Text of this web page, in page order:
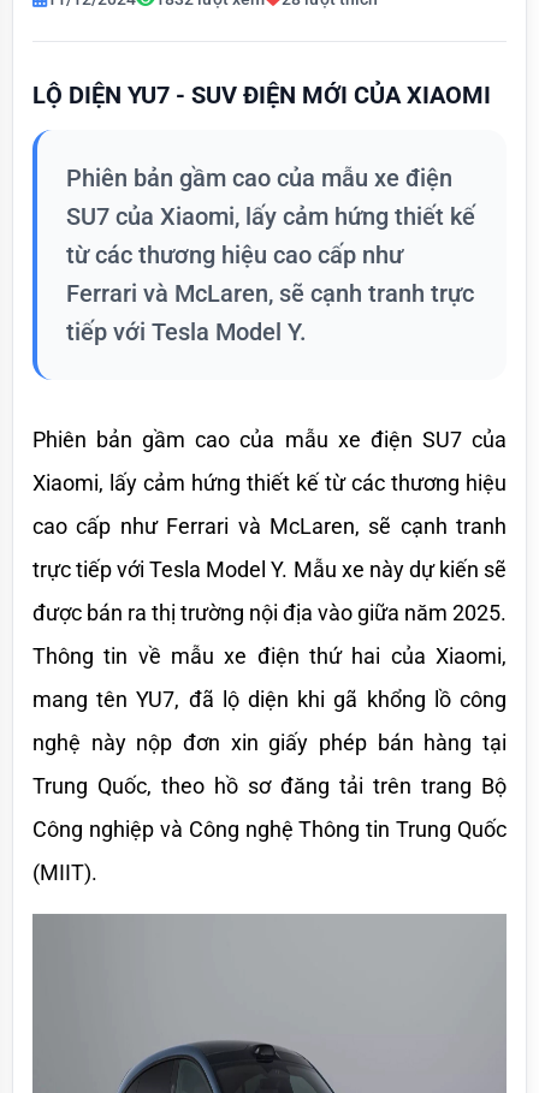
LỘ DIỆN YU7 - SUV ĐIỆN MỚI CỦA XIAOMI
Phiên bản gầm cao của mẫu xe điện
SU7 của Xiaomi, lấy cảm hứng thiết kế
từ các thương hiệu cao cấp như
Ferrari và McLaren, sẽ cạnh tranh trực
tiếp với Tesla Model Y.
Phiên bản gầm cao của mẫu xe điện SU7 của
Xiaomi, lấy cảm hứng thiết kế từ các thương hiệu
cao cấp như Ferrari và McLaren, sẽ cạnh tranh
trực tiếp với Tesla Model Y. Mẫu xe này dự kiến sẽ
được bán ra thị trường nội địa vào giữa năm 2025.
Thông tin về mẫu xe điện thứ hai của Xiaomi,
mang tên YU7, đã lộ diện khi gã khổng lồ công
nghệ này nộp đơn xin giấy phép bán hàng tại
Trung Quốc, theo hồ sơ đăng tải trên trang Bộ
Công nghiệp và Công nghệ Thông tin Trung Quốc
(MIIT).